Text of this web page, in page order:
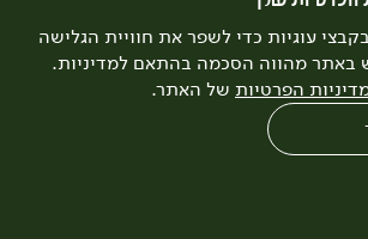
עוגיות כדי לשפר את חוויית הגלישה
באתר מהווה הסכמה בהתאם למדיניות.
הפרטיות של האתר.
עיצוב:3bears פיתוח:Quatro